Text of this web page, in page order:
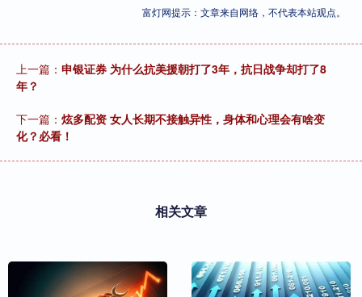
富灯网提示：文章来自网络，不代表本站观点。
上一篇： 申银证券 为什么抗美援朝打了3年，抗日战争却打了8
年？
下一篇： 炫多配资 女人长期不接触异性，身体和心理会有啥变
化？必看！
相关文章